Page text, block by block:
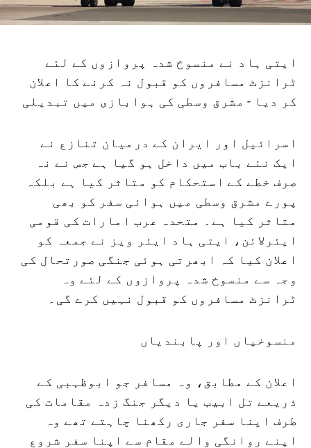
ایتی ہاد نے منسوخ شدہ پروازوں کے لئے
ٹرانزٹ مسافروں کو قبول نہ کرنے کا اعلان
کر دیا - مشرق وسطی کی ہوابازی میں تبدیلی
اسرائیل اور ایران کے درمیان تنازع نے
ایک نئے باب میں داخل ہو گیا ہے جس نے نہ
صرف خطے کے استحکام کو متاثر کیا ہے بلکہ
پورے مشرق وسطی میں ہوائی سفر کو بھی
متاثر کیا ہے۔ متحدہ عرب امارات کی قومی
ایئرلائن، ایتی ہاد ایئر ویز نے جمعہ کو
اعلان کیا کہ ابھرتی ہوئی جنگی صورتحال کی
وجہ سے منسوخ شدہ پروازوں کے لئے وہ
ٹرانزٹ مسافروں کو قبول نہیں کرے گی۔
منسوخیاں اور پابندیاں
اعلان کے مطابق، وہ مسافر جو ابوظہبی کے
ذریعے تل ابیب یا دیگر جنگ زدہ مقامات کی
طرف اپنا سفر جاری رکھنا چاہتے تھے وہ
اپنے روانگی والے مقام سے اپنا سفر شروع